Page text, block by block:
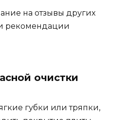
на отзывы других
рекомендации
очистки
губки или тряпки,